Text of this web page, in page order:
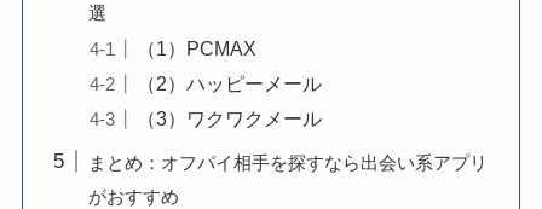
選
（1）PCMAX
（2）ハッピーメール
（3）ワクワクメール
まとめ：オフパイ相手を探すなら出会い系アプリ
がおすすめ